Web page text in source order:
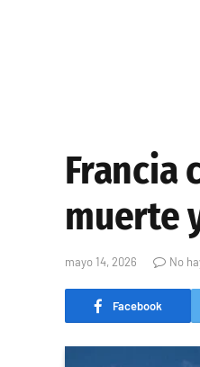
Francia
muerte
mayo 14, 2026 No
Facebook